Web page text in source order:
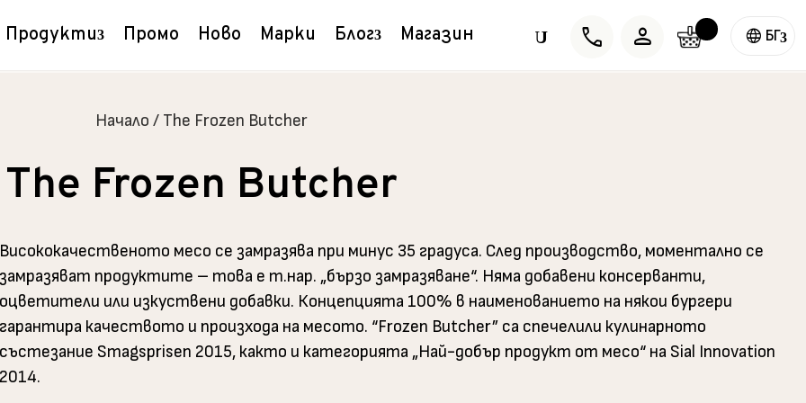
phone person БГ
U
Продукти Промо Ново Марки Блог Магазин
Начало / The Frozen Butcher
The Frozen Butcher
месо се замразява при минус 35 градуса. След производство, моментално се
продуктите – това е т.нар. „бързо замразяване“. Няма добавени консерванти,
или изкуствени добавки. Концепцията 100% в наименованието на някои бургери
качеството и произхода на месото. “Frozen Butcher” са спечелили кулинарното
Smagsprisen 2015, както и категорията „Най-добър продукт от месо“ на Sial Innovation